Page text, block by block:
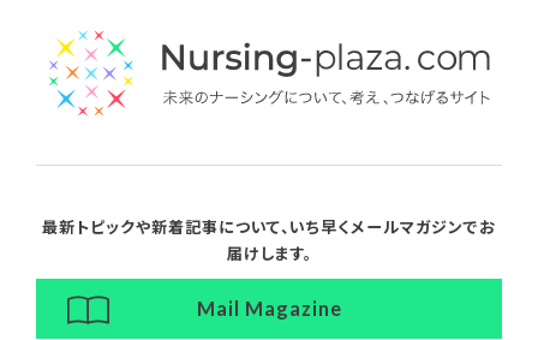
最新トピックや新着記事について、 いち早くメールマガジンでお
届けします。
Mail Magazine